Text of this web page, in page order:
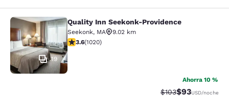
Quality Inn Seekonk-Providence
19
Quality Inn Seekonk-Providence
Seekonk, MA
9.02 km
calificación de 3.56 estrellas. Bueno. 1020 reseñas
3.6(1020)
Ahorra 10 %
Precio tachado:
$103Precio con
$93USD/noche